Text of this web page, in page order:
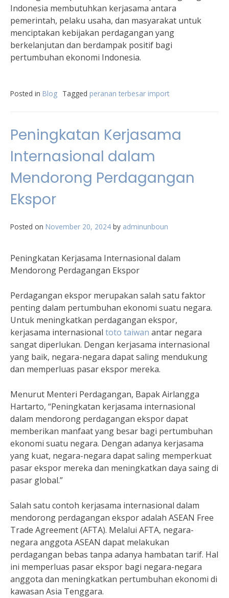
Indonesia membutuhkan kerjasama antara
pemerintah, pelaku usaha, dan masyarakat untuk
menciptakan kebijakan perdagangan yang
berkelanjutan dan berdampak positif bagi
pertumbuhan ekonomi Indonesia.
Posted in Blog Tagged peranan terbesar import
Peningkatan Kerjasama
Internasional dalam
Mendorong Perdagangan
Ekspor
Posted on November 20, 2024 by adminunboun
Peningkatan Kerjasama Internasional dalam
Mendorong Perdagangan Ekspor
Perdagangan ekspor merupakan salah satu faktor
penting dalam pertumbuhan ekonomi suatu negara.
Untuk meningkatkan perdagangan ekspor,
kerjasama internasional toto taiwan antar negara
sangat diperlukan. Dengan kerjasama internasional
yang baik, negara-negara dapat saling mendukung
dan memperluas pasar ekspor mereka.
Menurut Menteri Perdagangan, Bapak Airlangga
Hartarto, “Peningkatan kerjasama internasional
dalam mendorong perdagangan ekspor dapat
memberikan manfaat yang besar bagi pertumbuhan
ekonomi suatu negara. Dengan adanya kerjasama
yang kuat, negara-negara dapat saling memperkuat
pasar ekspor mereka dan meningkatkan daya saing di
pasar global.”
Salah satu contoh kerjasama internasional dalam
mendorong perdagangan ekspor adalah ASEAN Free
Trade Agreement (AFTA). Melalui AFTA, negara-
negara anggota ASEAN dapat melakukan
perdagangan bebas tanpa adanya hambatan tarif. Hal
ini memperluas pasar ekspor bagi negara-negara
anggota dan meningkatkan pertumbuhan ekonomi di
kawasan Asia Tenggara.